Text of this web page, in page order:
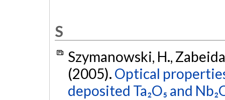
S
Szymanowski, H.,
(2005). Optical
deposited Ta₂O₅ and